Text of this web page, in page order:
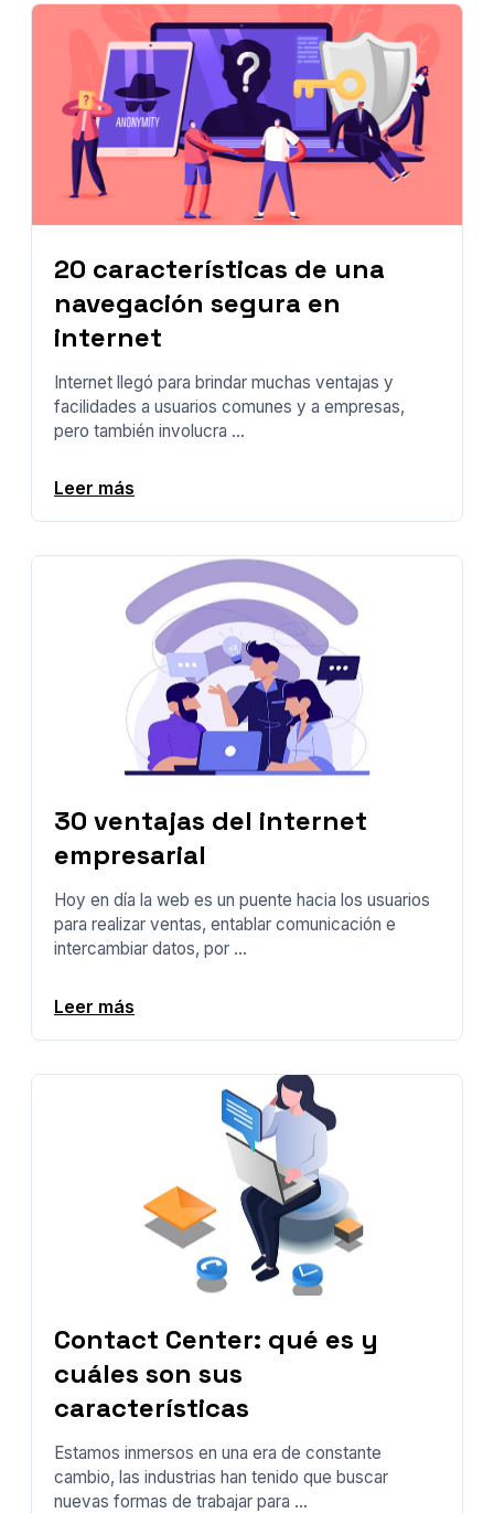
20 características de una
navegación segura en
internet
Internet llegó para brindar muchas ventajas y
facilidades a usuarios comunes y a empresas,
pero también involucra ...
Leer más
30 ventajas del internet
empresarial
Hoy en día la web es un puente hacia los usuarios
para realizar ventas, entablar comunicación e
intercambiar datos, por ...
Leer más
Contact Center: qué es y
cuáles son sus
características
Estamos inmersos en una era de constante
cambio, las industrias han tenido que buscar
nuevas formas de trabajar para ...